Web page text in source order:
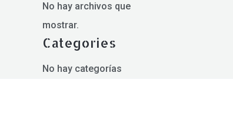
No hay archivos que
mostrar.
Categories
No hay categorías